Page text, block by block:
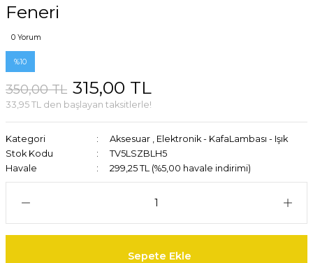
Feneri
0 Yorum
%10
350,00 TL 315,00 TL
33,95 TL den başlayan taksitlerle!
Kategori Aksesuar , Elektronik - KafaLambası - Işık
Stok Kodu
TV5LSZBLH5
Havale
299,25 TL (%5,00 havale indirimi)
Sepete Ekle